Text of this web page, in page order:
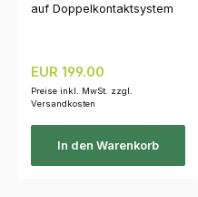
auf Doppelkontaktsystem
Regulärer Preis:
EUR 199.00
Preise inkl. MwSt. zzgl.
Versandkosten
In den Warenkorb